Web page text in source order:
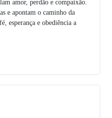
amor, perdão e compaixão.
e apontam o caminho da
esperança e obediência a